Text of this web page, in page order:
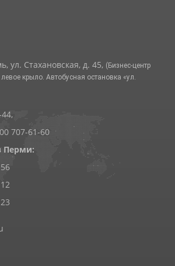
ул. Стахановская, д. 45, (Бизнес-центр
крыло. Автобусная остановка «ул.
44,
707-61-60
Перми: